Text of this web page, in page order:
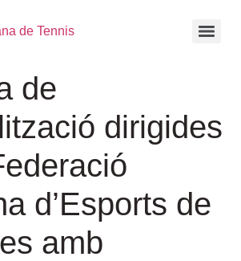
de
dirigides
d’Esports de
amb